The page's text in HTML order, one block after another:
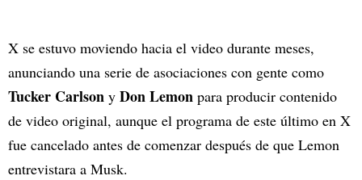
X se estuvo moviendo hacia el video durante meses,
anunciando una serie de asociaciones con gente como
Tucker Carlson y Don Lemon para producir contenido
de video original, aunque el programa de este último en X
fue cancelado antes de comenzar después de que Lemon
entrevistara a Musk.